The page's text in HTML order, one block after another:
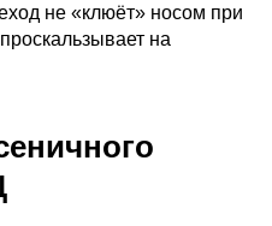
не «клюёт» носом при
на